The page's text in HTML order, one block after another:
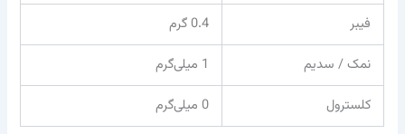
فیبر
0.4 گرم
نمک / سدیم
1 میلی‌گرم
کلسترول
0 میلی‌گرم